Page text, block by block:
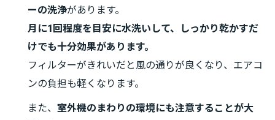
ーの洗浄があります。
月に1回程度を目安に水洗いして、しっかり乾かすだ
けでも十分効果があります。
フィルターがきれいだと風の通りが良くなり、エアコ
ンの負担も軽くなります。
また、 室外機のまわりの環境にも注意することが大